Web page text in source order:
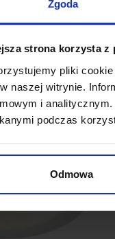
Zgoda
strona korzysta z
pliki
naszej witrynie.
i
podczas
Odmowa
favorite_border